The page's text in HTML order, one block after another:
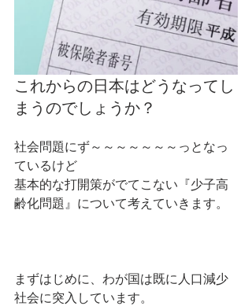
これからの日本はどうなってし
まうのでしょうか？
社会問題にず～～～～～～～っとなっ
ているけど
基本的な打開策がでてこない『少子高
齢化問題』について考えていきます。
まずはじめに、わが国は既に人口減少
社会に突入しています。